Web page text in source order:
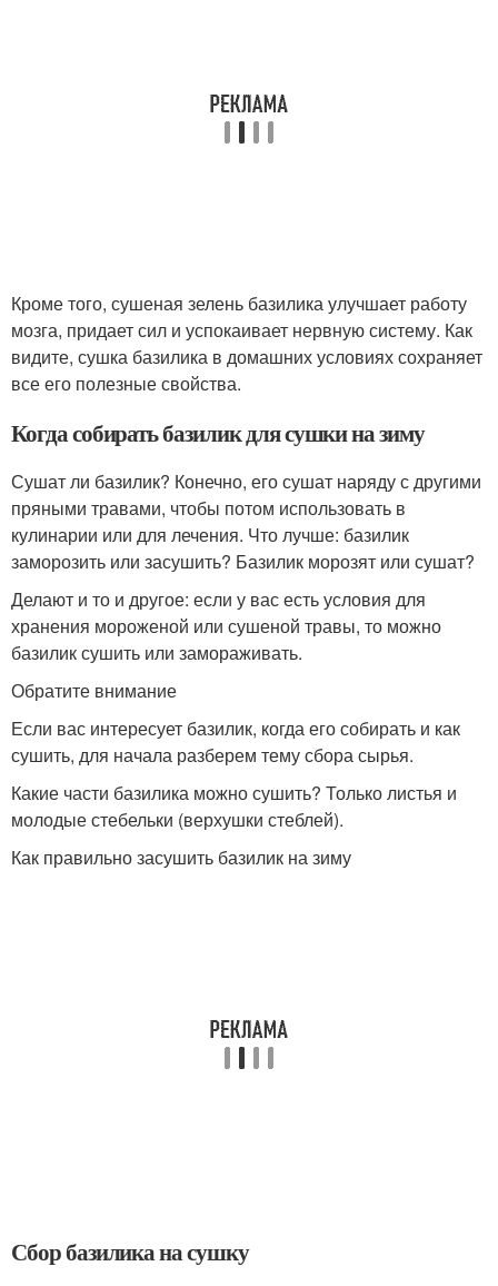
Кроме того, сушеная зелень базилика улучшает работу
мозга, придает сил и успокаивает нервную систему. Как
видите, сушка базилика в домашних условиях сохраняет
все его полезные свойства.
Когда собирать базилик для сушки на зиму
Сушат ли базилик? Конечно, его сушат наряду с другими
пряными травами, чтобы потом использовать в
кулинарии или для лечения. Что лучше: базилик
заморозить или засушить? Базилик морозят или сушат?
Делают и то и другое: если у вас есть условия для
хранения мороженой или сушеной травы, то можно
базилик сушить или замораживать.
Обратите внимание
Если вас интересует базилик, когда его собирать и как
сушить, для начала разберем тему сбора сырья.
Какие части базилика можно сушить? Только листья и
молодые стебельки (верхушки стеблей).
Как правильно засушить базилик на зиму
Сбор базилика на сушку